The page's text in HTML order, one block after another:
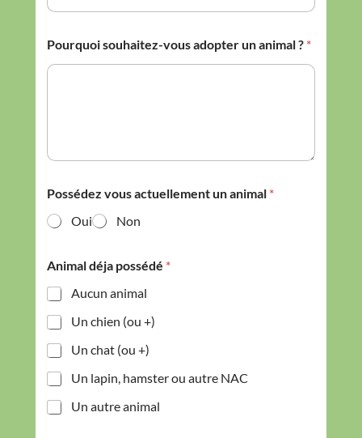
Pourquoi souhaitez-vous adopter un animal ? *
Possédez vous actuellement un animal *
Oui
Non
Animal déja possédé *
Aucun animal
Un chien (ou +)
Un chat (ou +)
Un lapin, hamster ou autre NAC
Un autre animal